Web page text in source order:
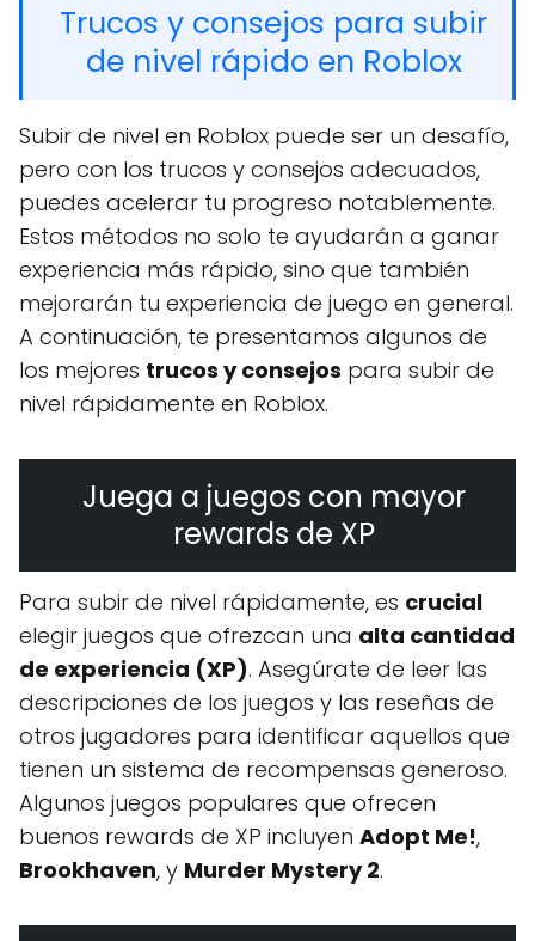
Trucos y consejos para subir
de nivel rápido en Roblox
Subir de nivel en Roblox puede ser un desafío,
pero con los trucos y consejos adecuados,
puedes acelerar tu progreso notablemente.
Estos métodos no solo te ayudarán a ganar
experiencia más rápido, sino que también
mejorarán tu experiencia de juego en general.
A continuación, te presentamos algunos de
los mejores trucos y consejos para subir de
nivel rápidamente en Roblox.
Juega a juegos con mayor
rewards de XP
Para subir de nivel rápidamente, es crucial
elegir juegos que ofrezcan una alta cantidad
de experiencia (XP). Asegúrate de leer las
descripciones de los juegos y las reseñas de
otros jugadores para identificar aquellos que
tienen un sistema de recompensas generoso.
Algunos juegos populares que ofrecen
buenos rewards de XP incluyen Adopt Me!,
Brookhaven, y Murder Mystery 2.